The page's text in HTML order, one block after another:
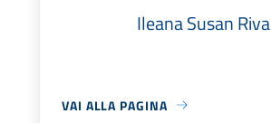
Ileana Susan Riva
VAI ALLA PAGINA